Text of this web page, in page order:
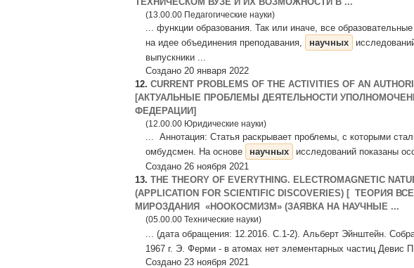
(13.00.00 Педагогические науки)
... функции образования. Так или иначе, все
на идее объединения преподавания,
научных
выпускники ...
Создано 20 января 2022
12. CURRENT PROBLEMS OF THE ACTIVITIES OF AN
[АКТУАЛЬНЫЕ ПРОБЛЕМЫ ДЕЯТЕЛЬНОСТИ
ФЕДЕРАЦИИ]
(12.00.00 Юридические науки)
... Аннотация: Статья раскрывает проблемы, с которыми
омбудсмен. На основе
научных
исследований показаны
Создано 26 ноября 2021
13. THE THEORY OF EVERYTHING. ELECTROMAGNETIC
(APPLICATION FOR SCIENTIFIC DISCOVERIES) [ ТЕОРИЯ
МИРОЗДАНИЯ «НООКОСМИЗМ» (ЗАЯВКА НА НАУЧНЫЕ ...
(05.00.00 Технические науки)
... (дата обращения: 12.2016. С.1-2). Альберт Эйнштейн.
1967 г. Э. Ферми - в атомах нет элементарных частиц
Создано 23 ноября 2021